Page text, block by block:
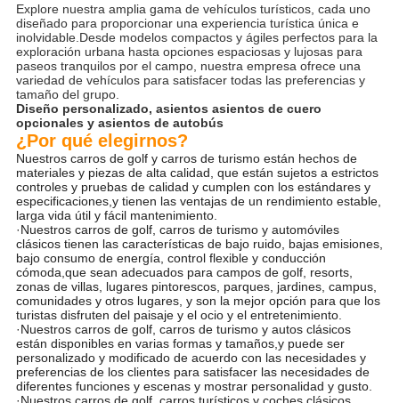
Explore nuestra amplia gama de vehículos turísticos, cada uno
diseñado para proporcionar una experiencia turística única e
inolvidable.Desde modelos compactos y ágiles perfectos para la
exploración urbana hasta opciones espaciosas y lujosas para
paseos tranquilos por el campo, nuestra empresa ofrece una
variedad de vehículos para satisfacer todas las preferencias y
tamaño del grupo.
Diseño personalizado, asientos asientos de cuero
opcionales y asientos de autobús
¿Por qué elegirnos?
Nuestros carros de golf y carros de turismo están hechos de
materiales y piezas de alta calidad, que están sujetos a estrictos
controles y pruebas de calidad y cumplen con los estándares y
especificaciones,y tienen las ventajas de un rendimiento estable,
larga vida útil y fácil mantenimiento.
·Nuestros carros de golf, carros de turismo y automóviles
clásicos tienen las características de bajo ruido, bajas emisiones,
bajo consumo de energía, control flexible y conducción
cómoda,que sean adecuados para campos de golf, resorts,
zonas de villas, lugares pintorescos, parques, jardines, campus,
comunidades y otros lugares, y son la mejor opción para que los
turistas disfruten del paisaje y el ocio y el entretenimiento.
·Nuestros carros de golf, carros de turismo y autos clásicos
están disponibles en varias formas y tamaños,y puede ser
personalizado y modificado de acuerdo con las necesidades y
preferencias de los clientes para satisfacer las necesidades de
diferentes funciones y escenas y mostrar personalidad y gusto.
·Nuestros carros de golf, carros turísticos y coches clásicos